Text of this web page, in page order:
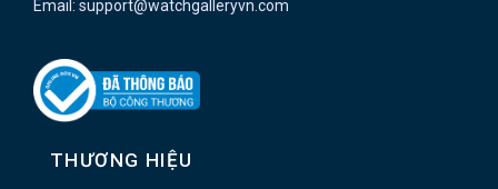
Email: support@watchgalleryvn.com
THƯƠNG HIỆU